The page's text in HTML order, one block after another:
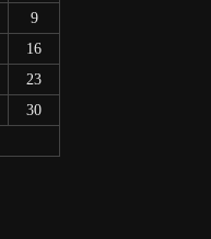
9
16
23
30